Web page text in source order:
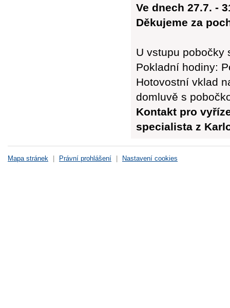
Ve dnech 27.7. -
Děkujeme za
U vstupu
Pokladní hodiny:
Hotovostní vklad
domluvě s
Kontakt pro
specialista z
Mapa stránek Právní prohlášení Nastavení cookies